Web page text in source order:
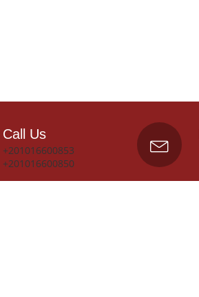
Call Us
+201016600853
+201016600850